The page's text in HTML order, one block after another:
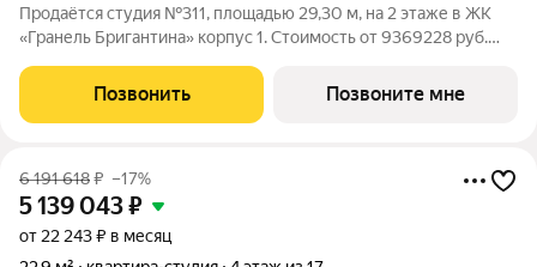
Продаётся студия №311, площадью 29,30 м, на 2 этаже в ЖК
«Гранель Бригантина» корпус 1. Стоимость от 9369228 руб.
двор. «Город в городе» у воды: 14 монолитных высоток до 23
этажей с развитой
Позвонить Позвоните мне
6 191 618₽ –17%
5 139 043₽
от 22 243 ₽ в месяц